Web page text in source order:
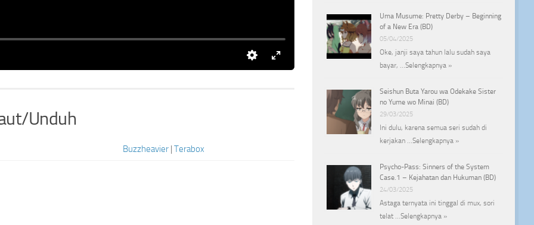
Unduh
Buzzheavier| Terabox
Uma Musume: Pretty Derby – Beginning
of a New Era (BD)
05/04/2025
Oke, janji saya tahun lalu sudah saya
bayar, … Selengkapnya »
Seishun Buta Yarou wa Odekake Sister
no Yume wo Minai (BD)
29/03/2025
Ini dulu, karena semua seri sudah di
kerjakan … Selengkapnya »
Psycho-Pass: Sinners of the System
Case.1 – Kejahatan dan Hukuman (BD)
24/03/2025
Astaga ternyata ini tinggal di mux, sori
telat … Selengkapnya »